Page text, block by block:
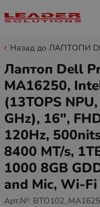
Назад до ЛАПТОПИ
Лаптоп Dell
MA16250,
(13TOPS
GHz), 16",
120Hz,
8400 MT/s,
1000 8GB
and Mic, Wi-Fi
Арт.№: